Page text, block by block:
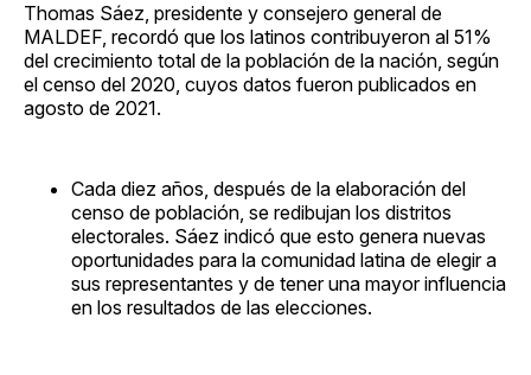
Thomas Sáez, presidente y consejero general de
MALDEF, recordó que los latinos contribuyeron al 51%
del crecimiento total de la población de la nación, según
el censo del 2020, cuyos datos fueron publicados en
agosto de 2021.
Cada diez años, después de la elaboración del
censo de población, se redibujan los distritos
electorales. Sáez indicó que esto genera nuevas
oportunidades para la comunidad latina de elegir a
sus representantes y de tener una mayor influencia
en los resultados de las elecciones.